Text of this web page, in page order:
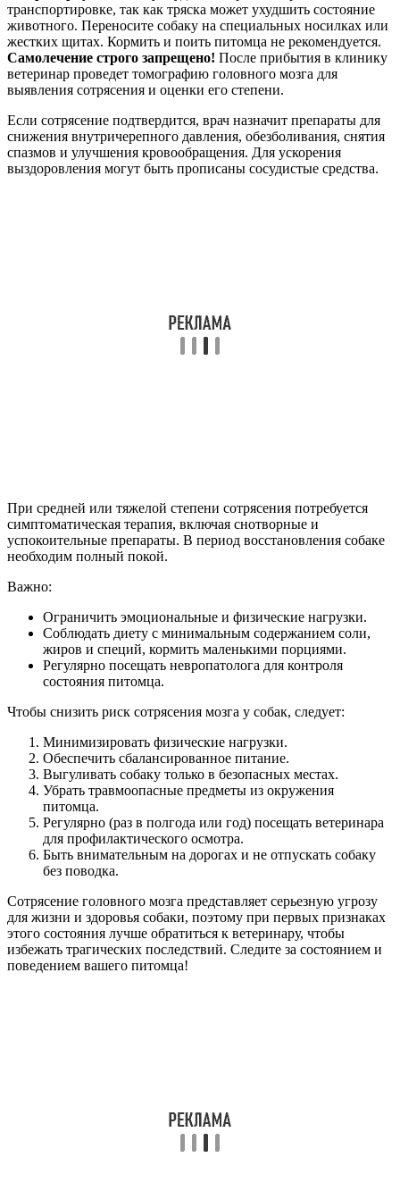
транспортировке, так как тряска может ухудшить состояние
животного. Переносите собаку на специальных носилках или
жестких щитах. Кормить и поить питомца не рекомендуется.
Самолечение строго запрещено! После прибытия в клинику
ветеринар проведет томографию головного мозга для
выявления сотрясения и оценки его степени.
Если сотрясение подтвердится, врач назначит препараты для
снижения внутричерепного давления, обезболивания, снятия
спазмов и улучшения кровообращения. Для ускорения
выздоровления могут быть прописаны сосудистые средства.
При средней или тяжелой степени сотрясения потребуется
симптоматическая терапия, включая снотворные и
успокоительные препараты. В период восстановления собаке
необходим полный покой.
Важно:
Ограничить эмоциональные и физические нагрузки.
Соблюдать диету с минимальным содержанием соли,
жиров и специй, кормить маленькими порциями.
Регулярно посещать невропатолога для контроля
состояния питомца.
Чтобы снизить риск сотрясения мозга у собак, следует:
Минимизировать физические нагрузки.
Обеспечить сбалансированное питание.
Выгуливать собаку только в безопасных местах.
Убрать травмоопасные предметы из окружения
питомца.
Регулярно (раз в полгода или год) посещать ветеринара
для профилактического осмотра.
Быть внимательным на дорогах и не отпускать собаку
без поводка.
Сотрясение головного мозга представляет серьезную угрозу
для жизни и здоровья собаки, поэтому при первых признаках
этого состояния лучше обратиться к ветеринару, чтобы
избежать трагических последствий. Следите за состоянием и
поведением вашего питомца!